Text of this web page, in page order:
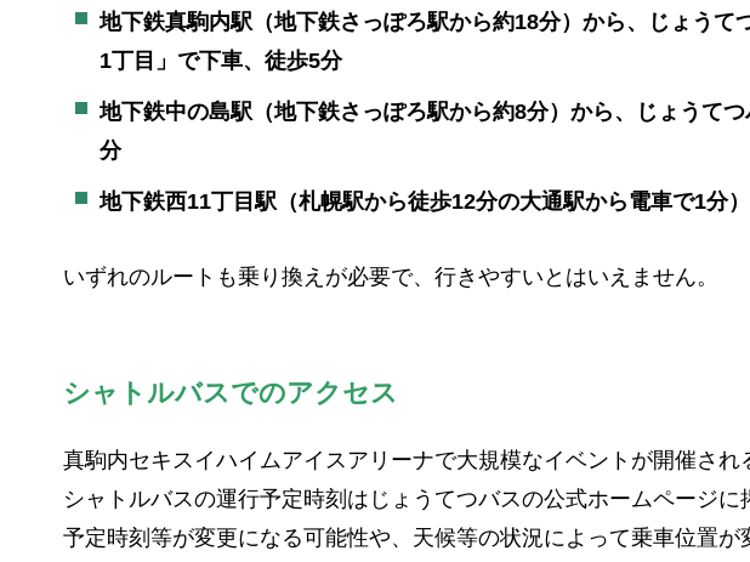
地下鉄真駒内駅（地下鉄さっぽろ駅から約18分）から、じょう
1丁目」で下車、徒歩5分
地下鉄中の島駅（地下鉄さっぽろ駅から約8分）から、じょうて
分
地下鉄西11丁目駅（札幌駅から徒歩12分の大通駅から電車で1分
いずれのルートも乗り換えが必要で、行きやすいとはいえません。
シャトルバスでのアクセス
真駒内セキスイハイムアイスアリーナで大規模なイベントが開催さ
シャトルバスの運行予定時刻はじょうてつバスの公式ホームページ
予定時刻等が変更になる可能性や、天候等の状況によって乗車位置